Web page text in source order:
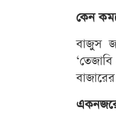
কেন
বাজুস